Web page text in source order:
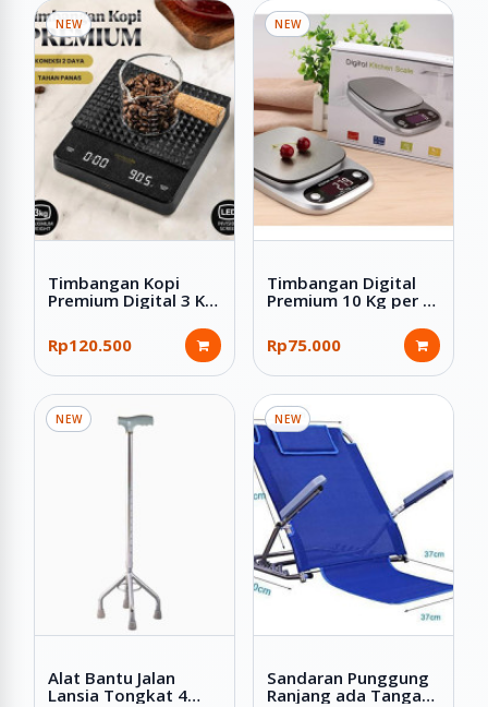
NEW
Timbangan Kopi
Premium Digital 3 Kg
Pad Hitam
Rp120.500
NEW
Timbangan Digital
Premium 10 Kg per 1
Digital Kitchen Scale
Rp75.000
NEW
Alat Bantu Jalan
Lansia Tongkat 4
NEW
Sandaran Punggung
Ranjang ada Tangan